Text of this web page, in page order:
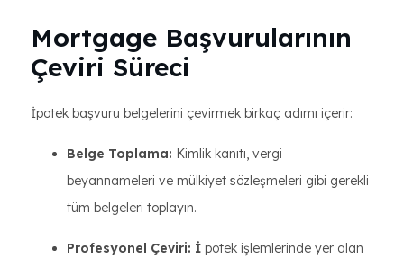
Mortgage Başvurularının
Çeviri Süreci
İpotek başvuru belgelerini çevirmek birkaç adımı içerir:
Belge Toplama: Kimlik kanıtı, vergi
beyannameleri ve mülkiyet sözleşmeleri gibi gerekli
tüm belgeleri toplayın.
Profesyonel Çeviri: İ potek işlemlerinde yer alan